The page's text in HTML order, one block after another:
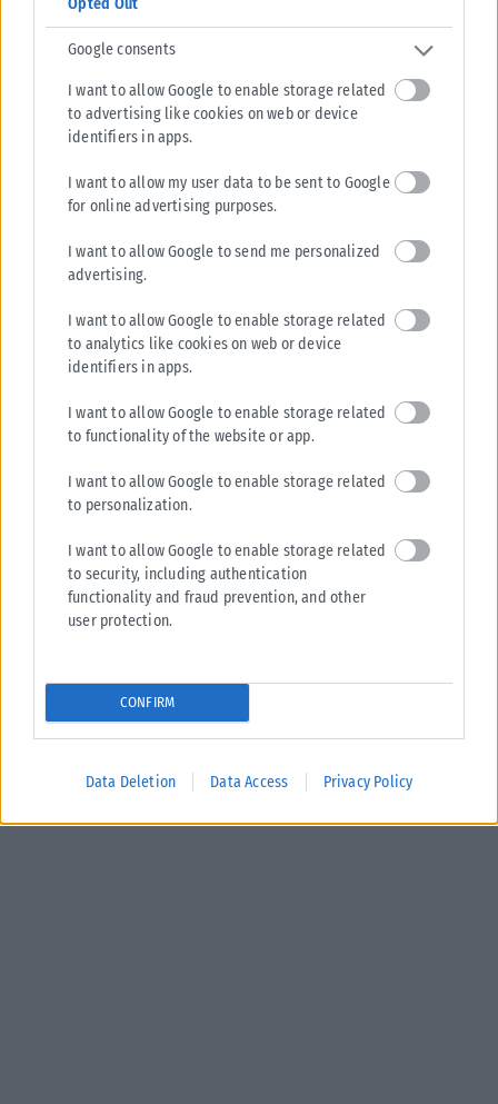
Google consents
I want to allow Google to enable storage related
to advertising like cookies on web or device
identifiers in apps.
I want to allow my user data to be sent to Google
for online advertising purposes.
I want to allow Google to send me personalized
advertising.
I want to allow Google to enable storage related
to analytics like cookies on web or device
identifiers in apps.
I want to allow Google to enable storage related
to functionality of the website or app.
I want to allow Google to enable storage related
to personalization.
I want to allow Google to enable storage related
to security, including authentication
functionality and fraud prevention, and other
user protection.
CONFIRM
Data Deletion Data Access Privacy Policy